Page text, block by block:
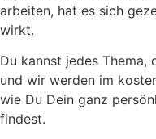
arbeiten, hat es sich
wirkt.
Du kannst jedes Thema,
und wir werden im
wie Du Dein ganz
findest.